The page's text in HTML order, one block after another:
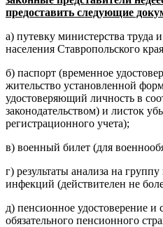
предоставить следующие
а) путевку министерства труда
населения Ставропольского
б) паспорт (временное
жительство установленной
удостоверяющий личность в
законодательством) и листок
регистрационного учета);
в) военный билет (для
г) результаты анализа на
инфекций (действителен не
д) пенсионное удостоверение и
обязательного пенсионного